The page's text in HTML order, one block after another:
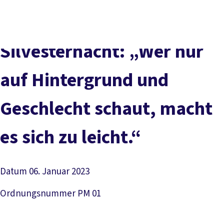
Service
Mitmachen
Silvesternacht: „Wer nur
auf Hintergrund und
Geschlecht schaut, macht
es sich zu leicht.“
Datum 06. Januar 2023
Ordnungsnummer PM 01